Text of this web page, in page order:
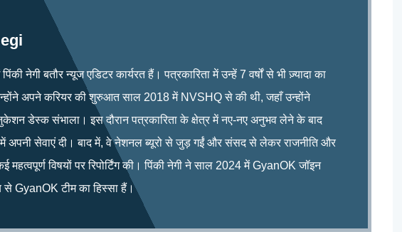
नेगी बतौर न्यूज एडिटर कार्यरत हैं। पत्रकारिता में उन्हें 7 वर्षों से भी ज़्यादा का
अपने करियर की शुरुआत साल 2018 में NVSHQ से की थी, जहाँ उन्होंने
डेस्क संभाला। इस दौरान पत्रकारिता के क्षेत्र में नए-नए अनुभव लेने के बाद
अपनी सेवाएं दी। बाद में, वे नेशनल ब्यूरो से जुड़ गईं और संसद से लेकर राजनीति और
विषयों पर रिपोर्टिंग की। पिंकी नेगी ने साल 2024 में GyanOK जॉइन
से GyanOK टीम का हिस्सा हैं।